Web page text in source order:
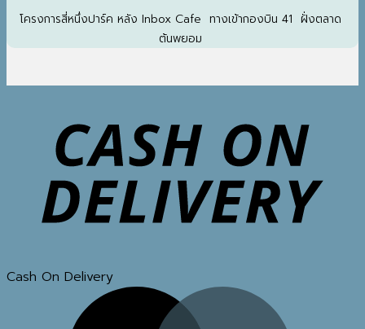
โครงการสี่หนึ่งปาร์ค หลัง Inbox Cafe ทางเข้ากองบิน 41 ฝั่งตลาด
ต้นพยอม
Cash On Delivery